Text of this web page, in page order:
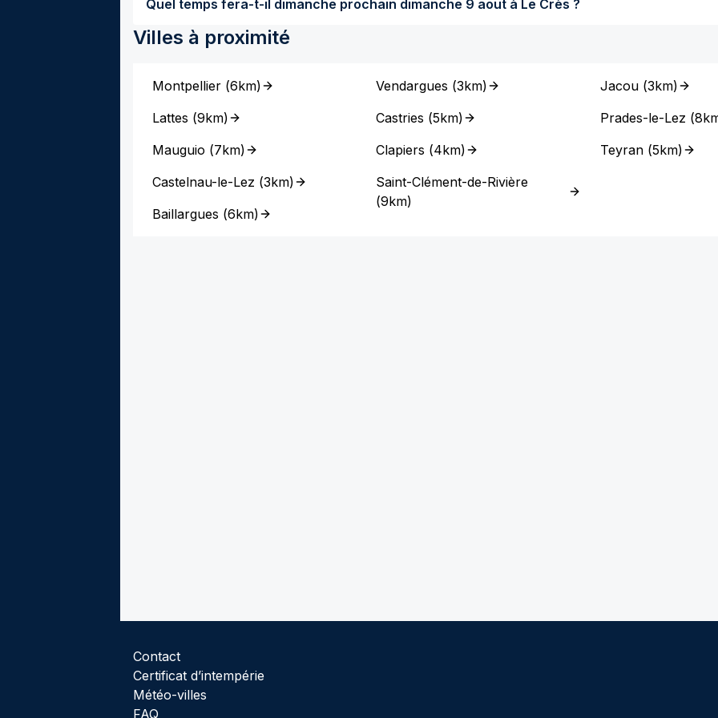
Quel temps fera-t-il dimanche prochain dimanche 9 aout à Le Crès ?
Villes à proximité
Montpellier (6km)
Lattes (9km)
Mauguio (7km)
Castelnau-le-Lez (3km)
Baillargues (6km)
Vendargues (3km)
Castries (5km)
Clapiers (4km)
Saint-Clément-de-Rivière
(9km)
Jacou(3km)
Prades-le-Lez (
Teyran(5km)
Contact
Certificat d’intempérie
Météo-villes
FAQ